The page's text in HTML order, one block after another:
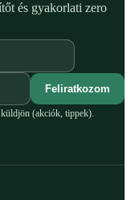
és gyakorlati zero
Feliratkozom
(akciók, tippek).